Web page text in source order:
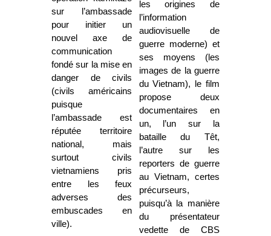
sur l’ambassade
pour initier un
nouvel axe de
communication
fondé sur la mise en
danger de civils
(civils américains
puisque
l’ambassade est
réputée territoire
national, mais
surtout civils
vietnamiens pris
entre les feux
adverses des
embuscades en
ville).
les origines de
l’information
audiovisuelle de
guerre moderne) et
ses moyens (les
images de la guerre
du Vietnam), le film
propose deux
documentaires en
un, l’un sur la
bataille du Têt,
l’autre sur les
reporters de guerre
au Vietnam, certes
précurseurs,
puisqu’à la manière
du présentateur
vedette de CBS